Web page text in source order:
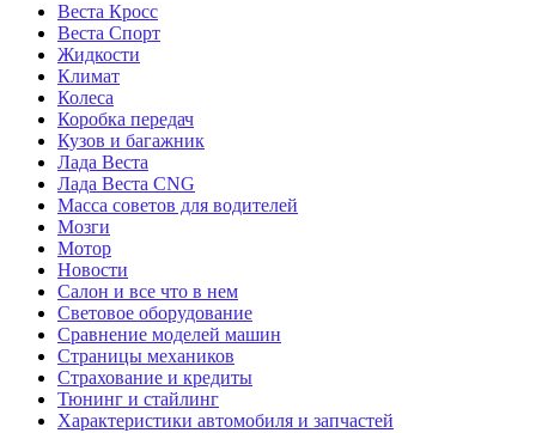
Веста Кросс
Веста Спорт
Жидкости
Климат
Колеса
Коробка передач
Кузов и багажник
Лада Веста
Лада Веста CNG
Масса советов для водителей
Мозги
Мотор
Новости
Салон и все что в нем
Световое оборудование
Сравнение моделей машин
Страницы механиков
Страхование и кредиты
Тюнинг и стайлинг
Характеристики автомобиля и запчастей